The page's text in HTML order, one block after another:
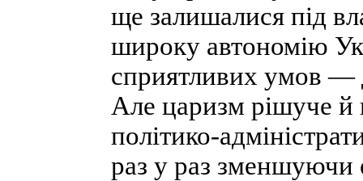
ще залишалися під
широку автономію
сприятливих умов —
Але царизм рішуче й
політико-
раз у раз зменшуючи